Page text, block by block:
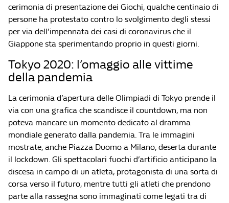
cerimonia di presentazione dei Giochi, qualche centinaio di
persone ha protestato contro lo svolgimento degli stessi
per via dell’impennata dei casi di coronavirus che il
Giappone sta sperimentando proprio in questi giorni.
Tokyo 2020: l’omaggio alle vittime
della pandemia
La cerimonia d’apertura delle Olimpiadi di Tokyo prende il
via con una grafica che scandisce il countdown, ma non
poteva mancare un momento dedicato al dramma
mondiale generato dalla pandemia. Tra le immagini
mostrate, anche Piazza Duomo a Milano, deserta durante
il lockdown. Gli spettacolari fuochi d’artificio anticipano la
discesa in campo di un atleta, protagonista di una sorta di
corsa verso il futuro, mentre tutti gli atleti che prendono
parte alla rassegna sono immaginati come legati tra di